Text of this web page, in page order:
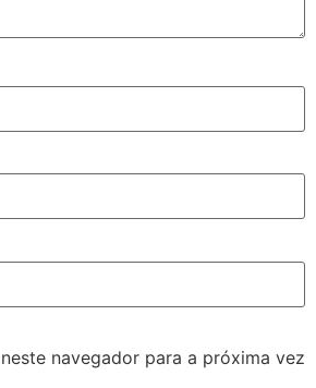
navegador para a próxima vez